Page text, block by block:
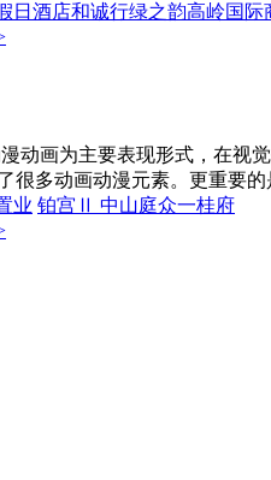
日酒店和诚行绿之韵高岭国际
动画为主要表现形式，在视
很多动画动漫元素。更重要
业 铂宫Ⅱ 中山庭众一桂府